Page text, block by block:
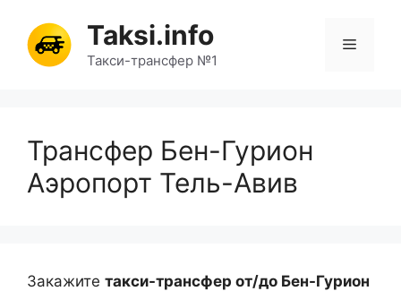
содержимому
Taksi.info
Такси-трансфер №1
Меню
Трансфер Бен-Гурион
Аэропорт Тель-Авив
Закажите такси-трансфер от/до Бен-Гурион